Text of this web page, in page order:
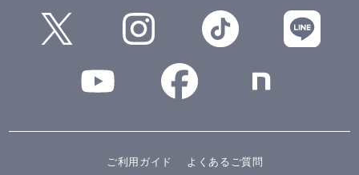
ご利用ガイド よくあるご質問